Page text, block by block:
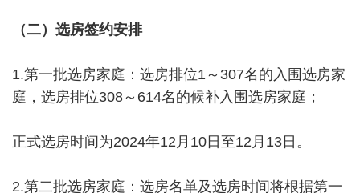
（二）选房签约安排
1.第一批选房家庭：选房排位1～307名的入围选房家
庭，选房排位308～614名的候补入围选房家庭；
正式选房时间为2024年12月10日至12月13日。
2.第二批选房家庭：选房名单及选房时间将根据第一